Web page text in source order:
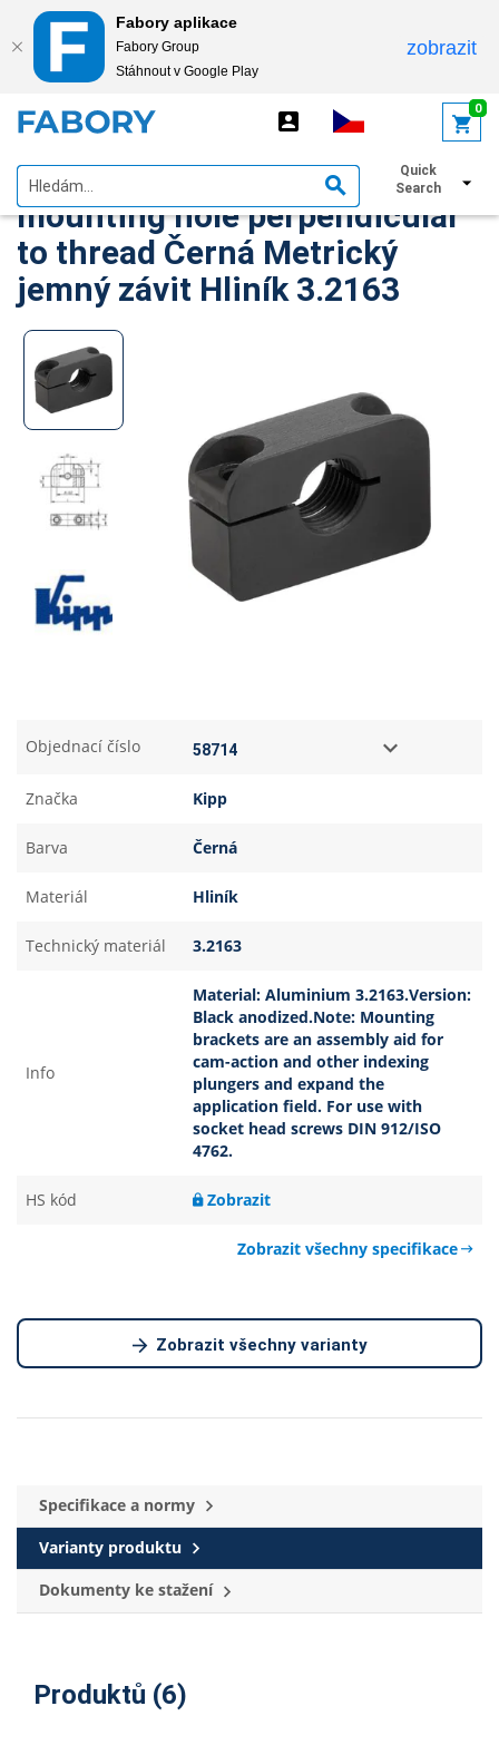
Fabory aplikace
Fabory Group
Stáhnout v Google Play
zobrazit
0
Quick
Search
KIPP Mounting brackets, with
mounting hole perpendicular
to thread Černá Metrický
jemný závit Hliník 3.2163
Objednací číslo
Značka Kipp
Barva Černá
Materiál Hliník
Technický materiál 3.2163
Info
Material: Aluminium 3.2163.Version:
Black anodized.Note: Mounting
brackets are an assembly aid for
cam-action and other indexing
plungers and expand the
application field. For use with
socket head screws DIN 912/ISO
4762.
HS kód Zobrazit
Zobrazit všechny specifikace
Zobrazit všechny varianty
Specifikace a normy
Varianty produktu
Dokumenty ke stažení
Produktů (6)